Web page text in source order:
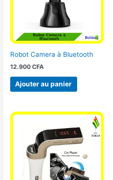
Robot Camera à Bluetooth
12.900CFA
Ajouter au panier